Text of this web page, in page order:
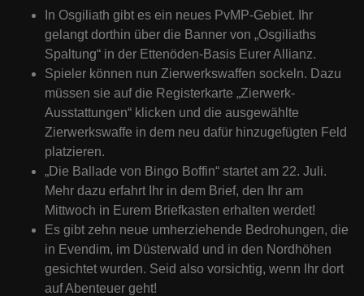
In Osgiliath gibt es ein neues PvMP-Gebiet. Ihr
gelangt dorthin über die Banner von „Osgiliaths
Spaltung“ in der Ettenöden-Basis Eurer Allianz.
Spieler können nun Zierwerkswaffen sockeln. Dazu
müssen sie auf die Registerkarte „Zierwerk-
Ausstattungen“ klicken und die ausgewählte
Zierwerkswaffe in dem neu dafür hinzugefügten Feld
platzieren.
„Die Ballade von Bingo Boffin“ startet am 22. Juli.
Mehr dazu erfahrt Ihr in dem Brief, den Ihr am
Mittwoch in Eurem Briefkasten erhalten werdet!
Es gibt zehn neue umherziehende Bedrohungen, die
in Evendim, im Düsterwald und in den Nordhöhen
gesichtet wurden. Seid also vorsichtig, wenn Ihr dort
auf Abenteuer geht!